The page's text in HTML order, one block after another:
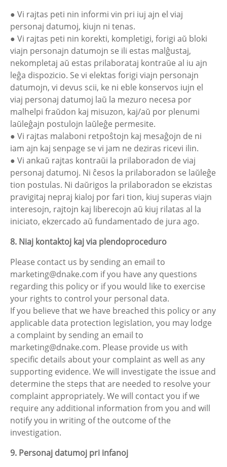
● Vi rajtas peti nin informi vin pri iuj ajn el viaj
personaj datumoj, kiujn ni tenas.
● Vi rajtas peti nin korekti, kompletigi, forigi aŭ bloki
viajn personajn datumojn se ili estas malĝustaj,
nekompletaj aŭ estas prilaborataj kontraŭe al iu ajn
leĝa dispozicio. Se vi elektas forigi viajn personajn
datumojn, vi devus scii, ke ni eble konservos iujn el
viaj personaj datumoj laŭ la mezuro necesa por
malhelpi fraŭdon kaj misuzon, kaj/aŭ por plenumi
laŭleĝajn postulojn laŭleĝe permesite.
● Vi rajtas malaboni retpoŝtojn kaj mesaĝojn de ni
iam ajn kaj senpage se vi jam ne deziras ricevi ilin.
● Vi ankaŭ rajtas kontraŭi la prilaboradon de viaj
personaj datumoj. Ni ĉesos la prilaboradon se laŭleĝe
tion postulas. Ni daŭrigos la prilaboradon se ekzistas
pravigitaj nepraj kialoj por fari tion, kiuj superas viajn
interesojn, rajtojn kaj liberecojn aŭ kiuj rilatas al la
iniciato, ekzercado aŭ fundamentado de jura ago.
8. Niaj kontaktoj kaj via plendoproceduro
Please contact us by sending an email to
marketing@dnake.com if you have any questions
regarding this policy or if you would like to exercise
your rights to control your personal data.
If you believe that we have breached this policy or any
applicable data protection legislation, you may lodge
a complaint by sending an email to
marketing@dnake.com. Please provide us with
specific details about your complaint as well as any
supporting evidence. We will investigate the issue and
determine the steps that are needed to resolve your
complaint appropriately. We will contact you if we
require any additional information from you and will
notify you in writing of the outcome of the
investigation.
9. Personaj datumoj pri infanoj